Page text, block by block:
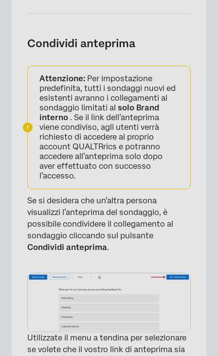
Condividi anteprima
Attenzione: Per impostazione
predefinita, tutti i sondaggi nuovi ed
esistenti avranno i collegamenti al
sondaggio limitati al solo Brand
interno . Se il link dell’anteprima
viene condiviso, agli utenti verrà
richiesto di accedere al proprio
account QUALTRrics e potranno
accedere all’anteprima solo dopo
aver effettuato con successo
l’accesso.
Se si desidera che un’altra persona
visualizzi l’anteprima del sondaggio, è
possibile condividere il collegamento al
sondaggio cliccando sul pulsante
Condividi anteprima.
Utilizzate il menu a tendina per selezionare
se volete che il vostro link di anteprima sia